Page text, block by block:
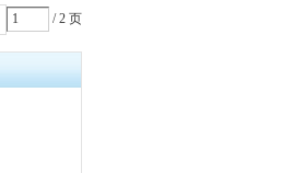
/ 2 页